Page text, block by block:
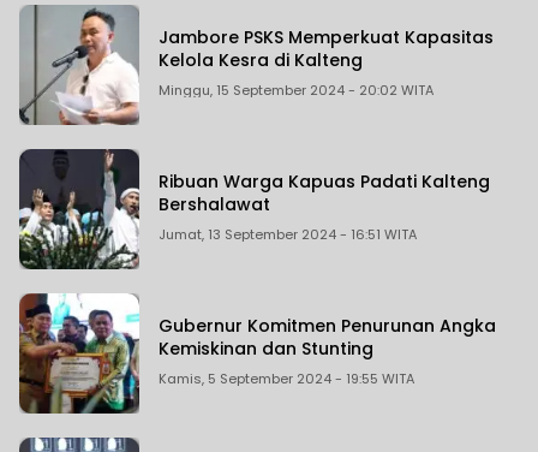
Jambore PSKS Memperkuat Kapasitas
Kelola Kesra di Kalteng
Minggu, 15 September 2024 - 20:02 WITA
Ribuan Warga Kapuas Padati Kalteng
Bershalawat
Jumat, 13 September 2024 - 16:51 WITA
Gubernur Komitmen Penurunan Angka
Kemiskinan dan Stunting
Kamis, 5 September 2024 - 19:55 WITA